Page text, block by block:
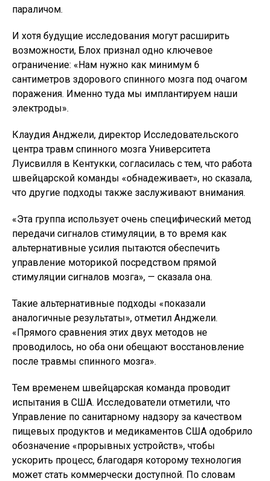
параличом.
И хотя будущие исследования могут расширить
возможности, Блох признал одно ключевое
ограничение: «Нам нужно как минимум 6
сантиметров здорового спинного мозга под очагом
поражения. Именно туда мы имплантируем наши
электроды».
Клаудия Анджели, директор Исследовательского
центра травм спинного мозга Университета
Луисвилля в Кентукки, согласилась с тем, что работа
швейцарской команды «обнадеживает», но сказала,
что другие подходы также заслуживают внимания.
«Эта группа использует очень специфический метод
передачи сигналов стимуляции, в то время как
альтернативные усилия пытаются обеспечить
управление моторикой посредством прямой
стимуляции сигналов мозга», — сказала она.
Такие альтернативные подходы «показали
аналогичные результаты», отметил Анджели.
«Прямого сравнения этих двух методов не
проводилось, но оба они обещают восстановление
после травмы спинного мозга».
Тем временем швейцарская команда проводит
испытания в США. Исследователи отметили, что
Управление по санитарному надзору за качеством
пищевых продуктов и медикаментов США одобрило
обозначение «прорывных устройств», чтобы
ускорить процесс, благодаря которому технология
может стать коммерчески доступной. По словам